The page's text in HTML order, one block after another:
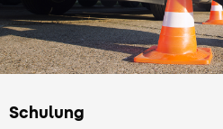
Schulung